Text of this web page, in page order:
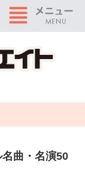
曲・名演50